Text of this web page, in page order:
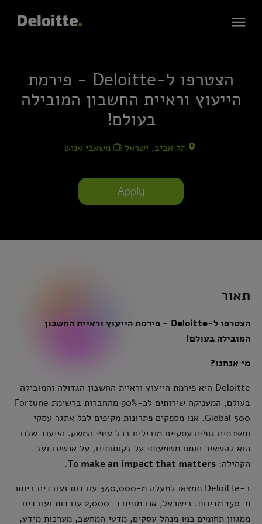
הצטרפו ל-Deloitte - פירמת
הייעוץ וראיית החשבון המובילה
בעולם!
תל אביב, ישראל משאבי אנוש
Apply
תאור
הצטרפו ל-Deloitte - פירמת הייעוץ וראיית החשבון
המובילה בעולם!
מי אנחנו?
Deloitte היא פירמת הייעוץ וראיית החשבון הגדולה והמובילה
בעולם, המעניקה שירותים לכ-90% מהחברות ברשימת Fortune
Global 500. אנו מספקים פתרונות מקיפים לכל אתגר עסקי
ומשרתים גופים עסקיים מובילים בכל ענפי המשק. הייעוד שלנו
הוא להשאיר חותם משמעותי על לקוחותינו, על אנשינו ועל
הקהילה: To make an impact that matters
.
ב-Deloitte תמצאו למעלה מ-340,000 עובדות ועובדים ביותר
מ-150 מדינות. בישראל, אנו מונים כ-2,000 עובדות ועובדים
ממגוון תחומים כמו מנהל עסקים, מדעי המחשב, מערכות מידע,